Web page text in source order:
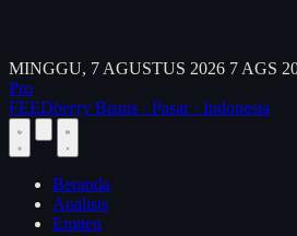
MINGGU, 7 AGUSTUS 2026 7 AGS
Pro
FEEDberry Bisnis · Pasar · Indonesia
Beranda
Analisis
Emiten